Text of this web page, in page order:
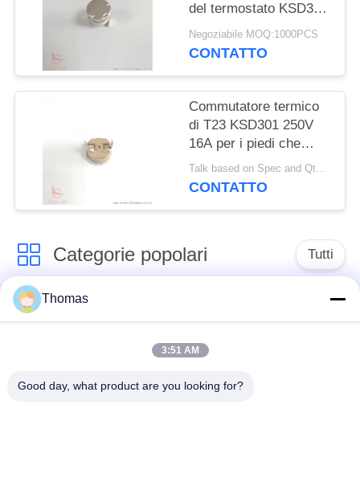
del termostato KSD301
per il tostapane
Negoziabile MOQ:1000PCS
CONTATTO
Commutatore termico
di T23 KSD301 250V
16A per i piedi che
lavano bacino
Talk based on Spec and Qty. MOQ:1000pcs, ma anche Qty di prova pilota di sostegno.
CONTATTO
Categorie popolari Tutti
termostato ksd301
automatico di
risistemazione
Termostato del
commutatore termico
Thomas
3:51 AM
Good day, what product are you looking for?